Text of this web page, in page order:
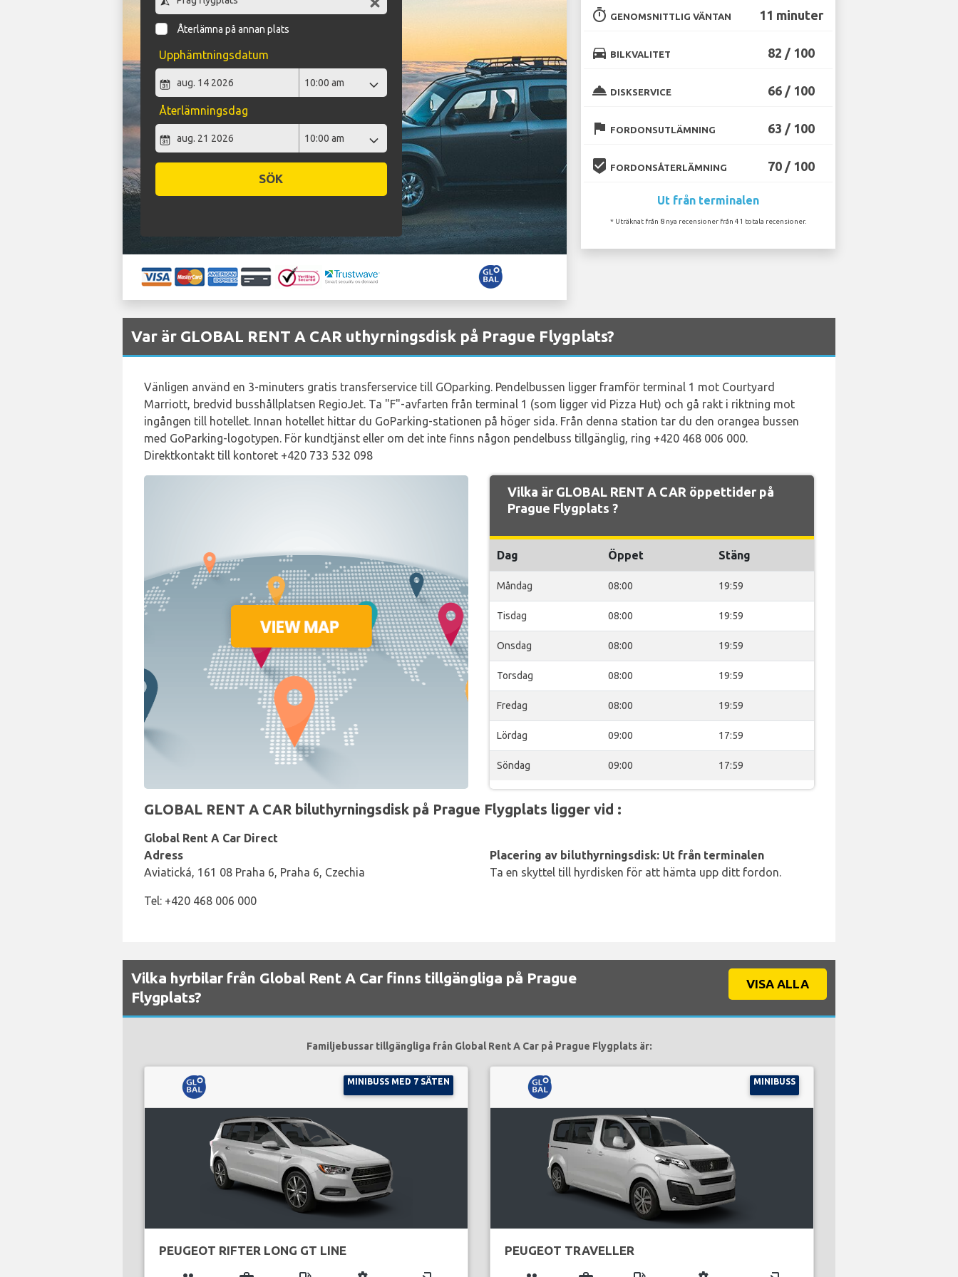
Återlämna på annan plats
Upphämtningsdatum
Återlämningsdag
SÖK
timer GENOMSNITTLIG VÄNTAN 11 minuter
directions_car BILKVALITET 82 / 100
room_service DISKSERVICE 66 / 100
flag FORDONSUTLÄMNING 63 / 100
beenhere FORDONSÅTERLÄMNING 70 / 100
Ut från terminalen
* Uträknat från 8 nya recensioner från 41 totala recensioner.
Var är GLOBAL RENT A CAR uthyrningsdisk på Prague Flygplats?
Vänligen använd en 3-minuters gratis transferservice till GOparking. Pendelbussen ligger framför terminal 1 mot Courtyard
Marriott, bredvid busshållplatsen RegioJet. Ta "F"-avfarten från terminal 1 (som ligger vid Pizza Hut) och gå rakt i riktning mot
ingången till hotellet. Innan hotellet hittar du GoParking-stationen på höger sida. Från denna station tar du den orangea bussen
med GoParking-logotypen. För kundtjänst eller om det inte finns någon pendelbuss tillgänglig, ring +420 468 006 000.
Direktkontakt till kontoret +420 733 532 098
Vilka är GLOBAL RENT A CAR öppettider på
Prague Flygplats ?
Dag Öppet Stäng
Måndag 08:00 19:59
Tisdag 08:00 19:59
Onsdag 08:00 19:59
Torsdag 08:00 19:59
Fredag 08:00 19:59
Lördag 09:00 17:59
Söndag 09:00 17:59
GLOBAL RENT A CAR biluthyrningsdisk på Prague Flygplats ligger vid :
Global Rent A Car Direct
Adress
Aviatická, 161 08 Praha 6, Praha 6, Czechia
Tel: +420 468 006 000
Placering av biluthyrningsdisk: Ut från terminalen
Ta en skyttel till hyrdisken för att hämta upp ditt fordon.
Vilka hyrbilar från Global Rent A Car finns tillgängliga på Prague
Flygplats?
VISA ALLA
Familjebussar tillgängliga från Global Rent A Car på Prague Flygplats är:
MINIBUSS MED 7 SÄTEN
PEUGEOT RIFTER LONG GT LINE
MINIBUSS
PEUGEOT TRAVELLER